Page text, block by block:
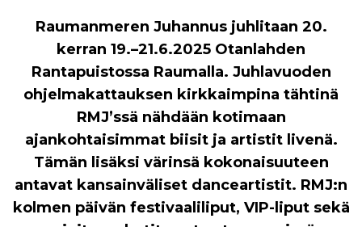
Raumanmeren Juhannus juhlitaan 20.
kerran 19.–21.6.2025 Otanlahden
Rantapuistossa Raumalla. Juhlavuoden
ohjelmakattauksen kirkkaimpina tähtinä
RMJ’ssä nähdään kotimaan
ajankohtaisimmat biisit ja artistit livenä.
Tämän lisäksi värinsä kokonaisuuteen
antavat kansainväliset danceartistit. RMJ:n
kolmen päivän festivaaliliput, VIP-liput sekä